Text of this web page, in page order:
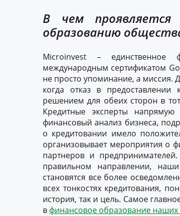
В чем проявляется
образованию
Microinvest – единственное
международным сертификатом
не просто упоминание, а миссия.
когда отказ в
решением для обеих сторон в
Кредитные эксперты
финансовый анализ бизнеса,
о кредитовании имело
организовывает мероприятия о
партнеров и
правильном направлении,
становятся все более
всех тонкостях кредитования,
история, так и цель. Самое
в финансовое образование